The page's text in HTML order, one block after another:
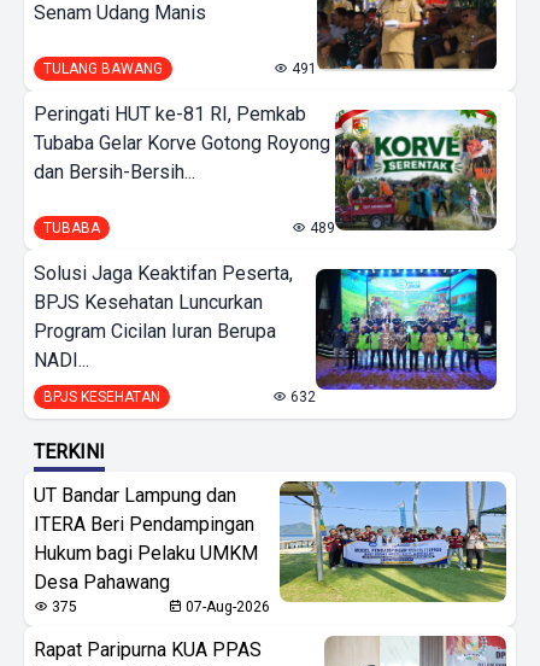
Senam Udang Manis
TULANG BAWANG 491
Peringati HUT ke-81 RI, Pemkab
Tubaba Gelar Korve Gotong Royong
dan Bersih-Bersih...
TUBABA 489
Solusi Jaga Keaktifan Peserta,
BPJS Kesehatan Luncurkan
Program Cicilan Iuran Berupa
NADI...
BPJS KESEHATAN 632
TERKINI
UT Bandar Lampung dan
ITERA Beri Pendampingan
Hukum bagi Pelaku UMKM
Desa Pahawang
375 07-Aug-2026
Rapat Paripurna KUA PPAS